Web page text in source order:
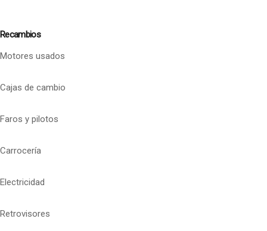
Recambios
Motores usados
Cajas de cambio
Faros y pilotos
Carrocería
Electricidad
Retrovisores